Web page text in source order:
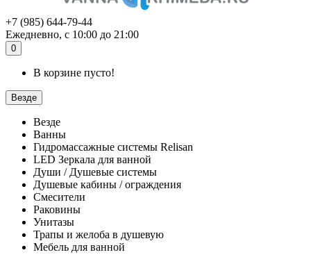
+7 (985) 644-79-44
Ежедневно, с 10:00 до 21:00
0
В корзине пусто!
Везде
Везде
Ванны
Гидромассажные системы Relisan
LED Зеркала для ванной
Души / Душевые системы
Душевые кабины / ограждения
Смесители
Раковины
Унитазы
Трапы и желоба в душевую
Мебель для ванной